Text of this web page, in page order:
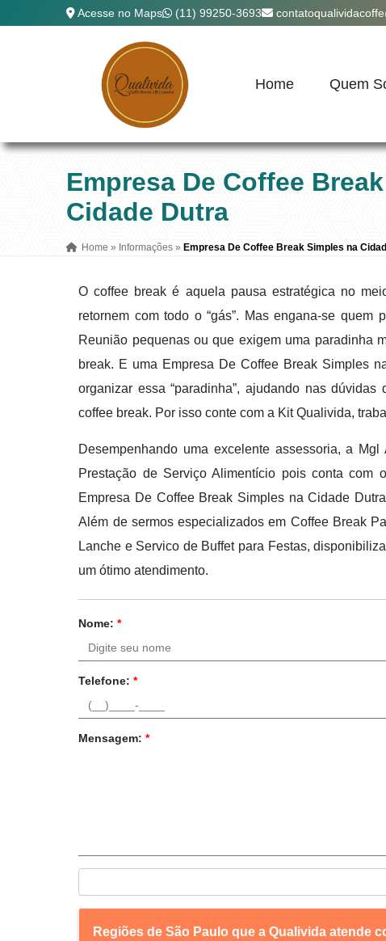
Acesse no Maps (11) 99250-3693
Home Quem
Empresa De Coffee
Cidade Dutra
Home » Informações » Empresa De Coffee Break Simples na
O coffee break é aquela pausa estratégica no
retornem com todo o “gás”. Mas engana-se
Reunião pequenas ou que exigem uma paradinha
break. E uma Empresa De Coffee Break Simples
organizar essa “paradinha”, ajudando nas
coffee break. Por isso conte com a Kit Qualivida,
Desempenhando uma excelente assessoria, a
Prestação de Serviço Alimentício pois conta com
Empresa De Coffee Break Simples na Cidade
Além de sermos especializados em Coffee Break
Lanche e Servico de Buffet para Festas,
um ótimo atendimento.
Nome:*
Telefone:*
Mensagem:*
Regiões de São Paulo que a Qualivida atende